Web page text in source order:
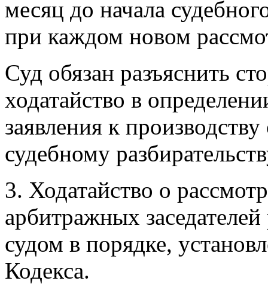
месяц до начала
при каждом новом
Суд обязан разъяснить
ходатайство в
заявления к
судебному
3. Ходатайство о
арбитражных
судом в порядке,
Кодекса.